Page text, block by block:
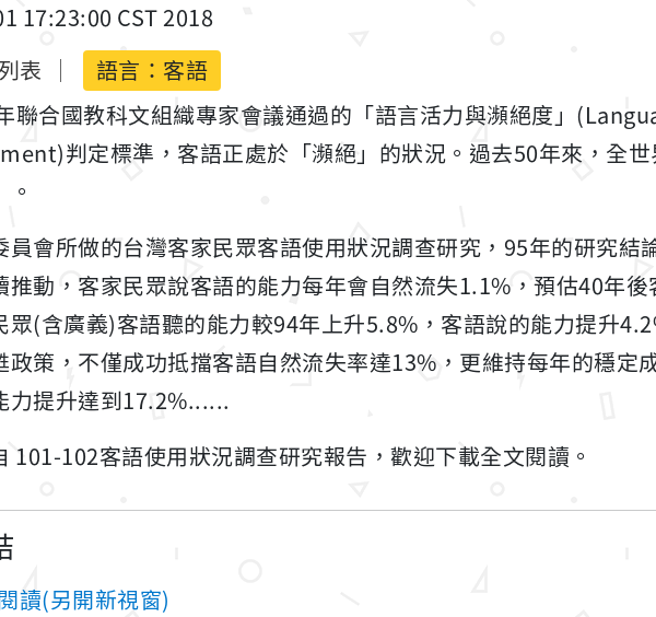
17:23:00 CST 2018
表
語言：客語
聯合國教科文組織專家會議通過的「語言活力與瀕絕度」
判定標準，客語正處於「瀕絕」的狀況。過去50年來，全
員會所做的台灣客家民眾客語使用狀況調查研究，95年的研究結
推動，客家民眾說客語的能力每年會自然流失1.1%，預估40年
眾(含廣義)客語聽的能力較94年上升5.8%，客語說的能力提升
政策，不僅成功抵擋客語自然流失率達13%，更維持每年的穩定
力提升達到17.2%......
101-102客語使用狀況調查研究報告，歡迎下載全文閱讀。
讀(另開新視窗)